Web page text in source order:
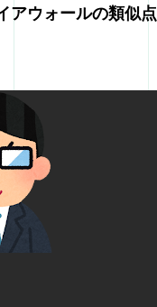
アウォールの類似点